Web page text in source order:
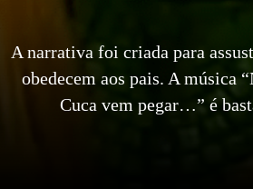
A narrativa foi criada para
obedecem aos pais. A música
Cuca vem pegar…” é